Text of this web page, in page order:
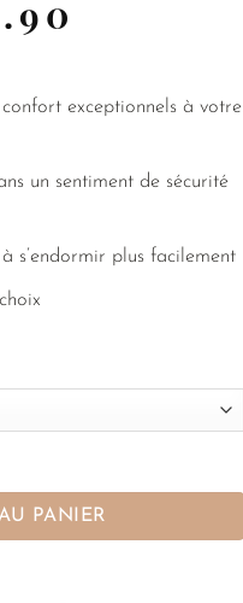
exceptionnels à votre
un sentiment de sécurité
s’endormir plus facilement
PANIER